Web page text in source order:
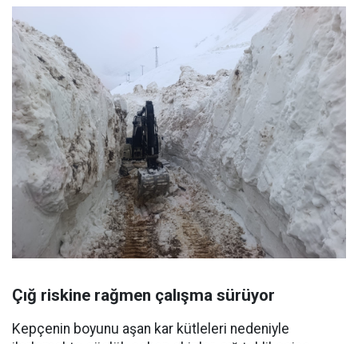
Çığ riskine rağmen çalışma sürüyor
Kepçenin boyunu aşan kar kütleleri nedeniyle